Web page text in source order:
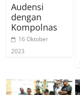
Audensi
dengan
Kompolnas
16 Oktober
2023